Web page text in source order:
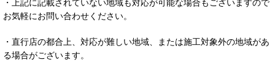
・上記に記載されていない地域も対応が可能な場合もございますので
お気軽にお問い合わせください。
・直行店の都合上、対応が難しい地域、または施工対象外の地域があ
る場合がございます。